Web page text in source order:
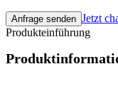
Anfrage senden Jetzt
Produkteinführung